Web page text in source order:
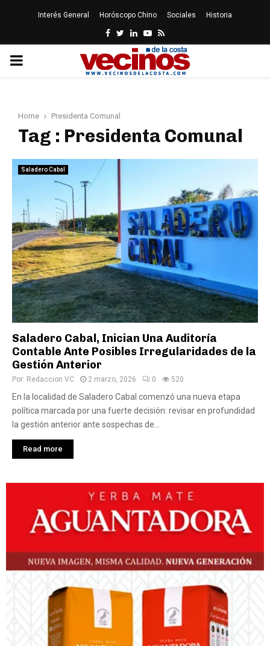
Interés General Horóscopo Chino Sociales Historia
Facebook
Twitter
LinkedinYoutube
Rss
PRIMARY
Home Presidenta Comunal
Tag : Presidenta Comunal
Saladero Cabal
Saladero Cabal, Inician Una Auditoría
Contable Ante Posibles Irregularidades de la
Gestión Anterior
Por: Redaccion VC 2 marzo, 2026 0 520
En la localidad de Saladero Cabal comenzó una nueva etapa
política marcada por una fuerte decisión: revisar en profundidad
la gestión anterior ante sospechas de...
Read more